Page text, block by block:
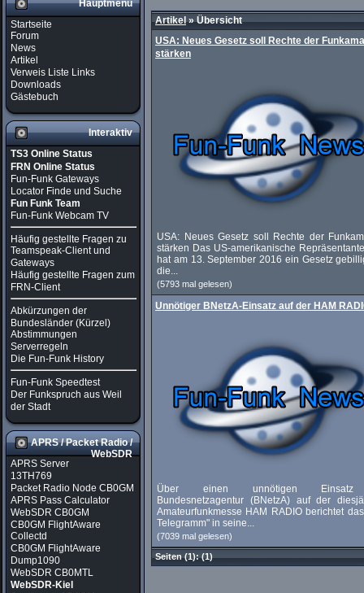
Hauptmenü
Startseite
Forum
News
Artikel
Verweis Liste Links
Downloads
Gästebuch
Interaktiv
TS3 Online Status
FRN Online Status
Fun-Funk Gateways
Locator Finde und Suche
Fun Funk Team
Fun-Funk Webcam TV
Häufig gestellte Fragen zu
Teamspeak-Client und
Gateways
Häufig gestellte Fragen zum
FRN-Client
Abkürzungen der
Bundesländer (Kürzel)
Abstimmungen
Serverregeln
Die Fun-Funk History
Fun-Funk Speedtest
Der Funkspruch aus Weil
der Stadt
APRS / Packet Radio /
WebSDR
APRS Server
13TH769
Packet Radio Node CB0GM
APRS Pass Calculator
WebSDR CB0GM
CB0GM FlightAware
Collectd
CB0GM FlightAware
Dump1090
WebSDR CB0MTL
WebSDR-Kiel
Artikel»Übersicht
USA: Neues Gesetz soll Rechte der
stärken
USA: Neues Gesetz soll Rechte der
stärken Das US-amerikanische
hat am 13. September 2016 ein Gesetz
die...
(5793 mal gelesen)
Unnötiger BNetzA-Einsatz auf der HAM
Über einen unnötigen
Bundesnetzagentur (BNetzA) auf der
Amateurfunkmesse HAM RADIO berichtet
Telegramm" in seine...
(7039 mal gelesen)
Seiten(1):(1)